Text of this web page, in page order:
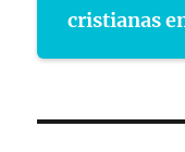
cristianas